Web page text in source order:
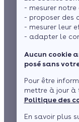
- mesurer notre
- proposer des
- mesurer leur
- adapter le
Aucun cookie
posé sans
Pour être
mettre à jour à
Politique des
En savoir plus
par
Sommaire
énergétique
Qui peut